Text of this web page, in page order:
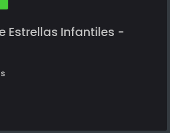
Estrellas Infantiles -